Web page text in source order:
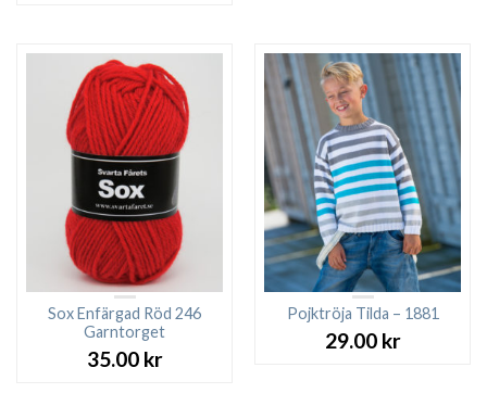
Sox Enfärgad Röd 246
Garntorget
35.00 kr
Pojktröja Tilda – 1881
29.00 kr